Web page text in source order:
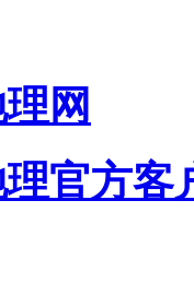
网
官方客